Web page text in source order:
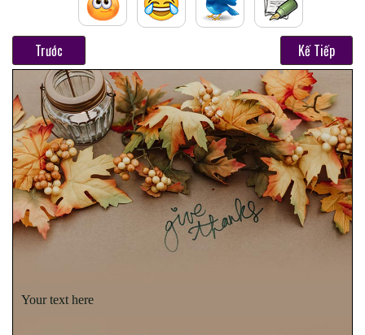
Trước Kế Tiếp
Your text here